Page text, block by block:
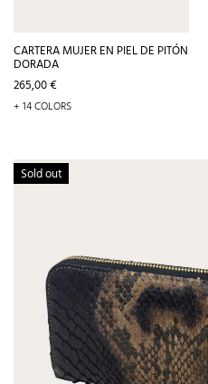
CARTERA MUJER EN PIEL DE PITÓN
DORADA
Precio
265,00 €
+ 14 COLORS
Sold out